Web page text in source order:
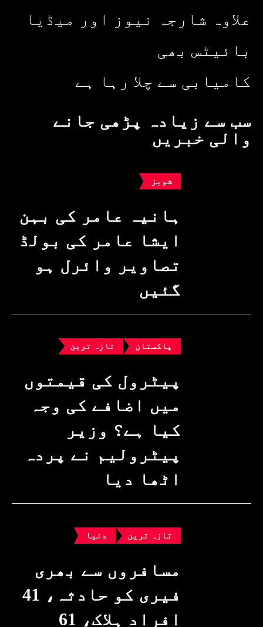
علاوہ شارجہ نیوز اور میڈیا
بائیٹس بھی
کامیابی سے چلا رہا ہے
سب سے زیادہ پڑھی جانے
والی خبریں
شوبز
ہانیہ عامر کی بہن
ایشا عامر کی بولڈ
تصاویر وائرل ہو
گئیں
پاکستان تازہ ترین
پیٹرول کی قیمتوں
میں اضافے کی وجہ
کیا ہے؟ وزیرِ
پیٹرولیم نے پردہ
اٹھا دیا
تازہ ترین دنیا
مسافروں سے بھری
فیری کو حادثہ، 41
افراد ہلاک، 61